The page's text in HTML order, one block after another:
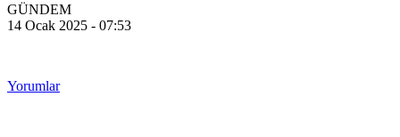
GÜNDEM
14 Ocak 2025 - 07:53
Yorumlar